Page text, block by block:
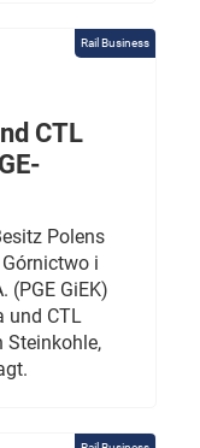
Rail Business
CTL
Polens
i
(PGE GiEK)
und CTL
Steinkohle,